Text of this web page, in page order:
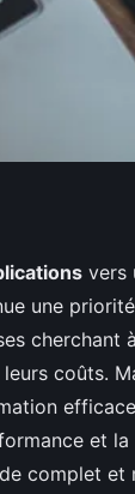
la
une
•5 min de
vers
une
cherchant
coûts.
et la
complet et